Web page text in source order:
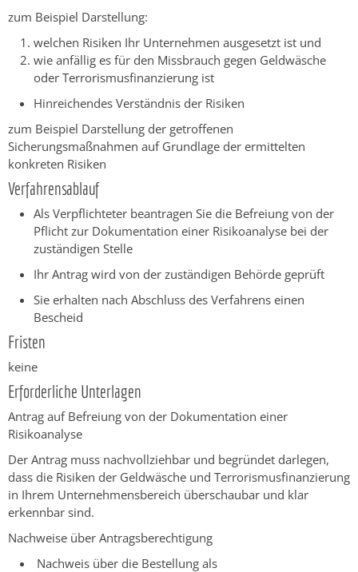
zum Beispiel Darstellung:
welchen Risiken Ihr Unternehmen ausgesetzt ist und
wie anfällig es für den Missbrauch gegen Geldwäsche
oder Terrorismusfinanzierung ist
Hinreichendes Verständnis der Risiken
zum Beispiel Darstellung der getroffenen
Sicherungsmaßnahmen auf Grundlage der ermittelten
konkreten Risiken
Verfahrensablauf
Als Verpflichteter beantragen Sie die Befreiung von der
Pflicht zur Dokumentation einer Risikoanalyse bei der
zuständigen Stelle
Ihr Antrag wird von der zuständigen Behörde geprüft
Sie erhalten nach Abschluss des Verfahrens einen
Bescheid
Fristen
keine
Erforderliche Unterlagen
Antrag auf Befreiung von der Dokumentation einer
Risikoanalyse
Der Antrag muss nachvollziehbar und begründet darlegen,
dass die Risiken der Geldwäsche und Terrorismusfinanzierung
in Ihrem Unternehmensbereich überschaubar und klar
erkennbar sind.
Nachweise über Antragsberechtigung
​ Nachweis über die Bestellung als